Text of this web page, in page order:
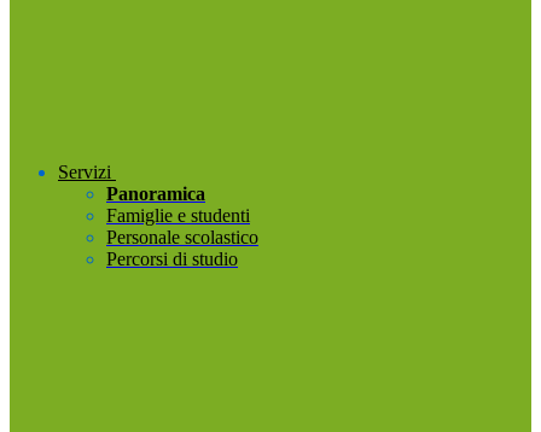
Servizi
Panoramica
Famiglie e studenti
Personale scolastico
Percorsi di studio